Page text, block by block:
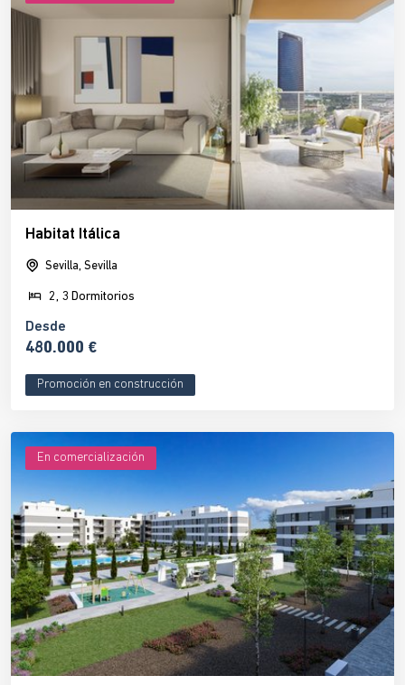
Habitat Itálica
Sevilla, Sevilla
2, 3 Dormitorios
Desde
480.000 €
Promoción en construcción
En comercialización